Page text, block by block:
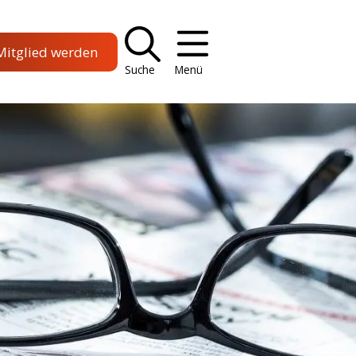
werden
Suche Menü